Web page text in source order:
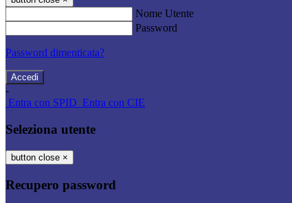
Nome Utente
Password
Password dimenticata?
-
Entra con SPID Entra con CIE
Seleziona utente
button close ×
Recupero password